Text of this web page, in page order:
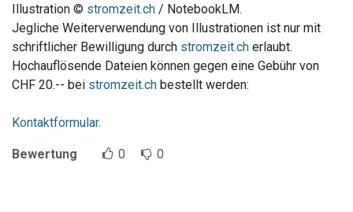
Illustration © stromzeit.ch / NotebookLM.
Jegliche Weiterverwendung von Illustrationen ist nur mit
schriftlicher Bewilligung durch stromzeit.ch erlaubt.
Hochauflösende Dateien können gegen eine Gebühr von
CHF 20.-- bei stromzeit.ch bestellt werden:
Kontaktformular.
Bewertung 0 0